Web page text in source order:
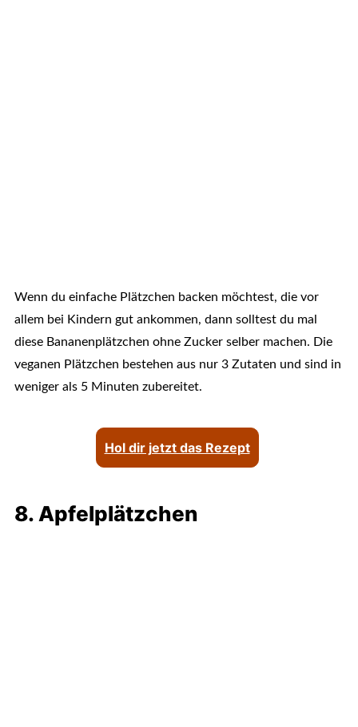
Wenn du einfache Plätzchen backen möchtest, die vor
allem bei Kindern gut ankommen, dann solltest du mal
diese Bananenplätzchen ohne Zucker selber machen. Die
veganen Plätzchen bestehen aus nur 3 Zutaten und sind in
weniger als 5 Minuten zubereitet.
Hol dir jetzt das Rezept
8. Apfelplätzchen